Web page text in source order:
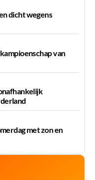
dicht wegens
van
met zon en